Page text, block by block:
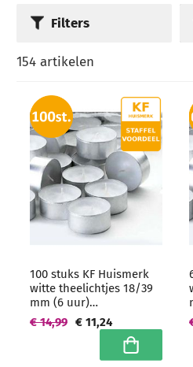
Filters
154 artikelen
100 stuks KF Huismerk
witte theelichtjes 18/39
mm (6 uur)
Hoogwaardige horeca
kwaliteit
€ 11,24
€ 14,99
In